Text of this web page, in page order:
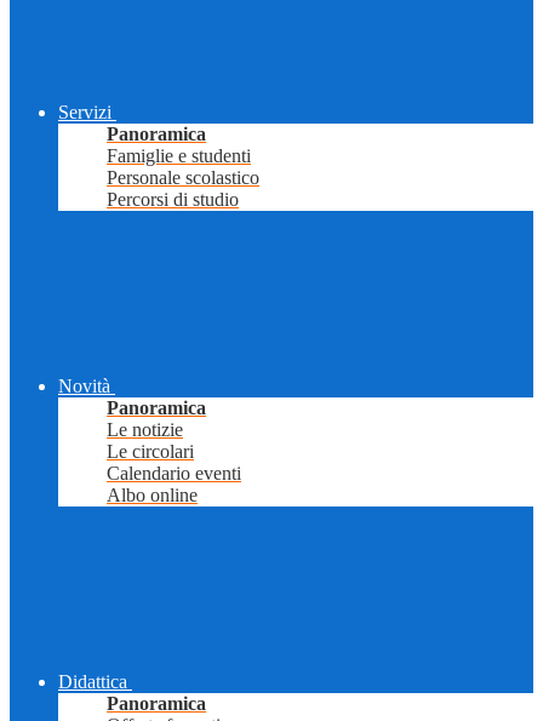
Servizi
Panoramica
Famiglie e studenti
Personale scolastico
Percorsi di studio
Novità
Panoramica
Le notizie
Le circolari
Calendario eventi
Albo online
Didattica
Panoramica